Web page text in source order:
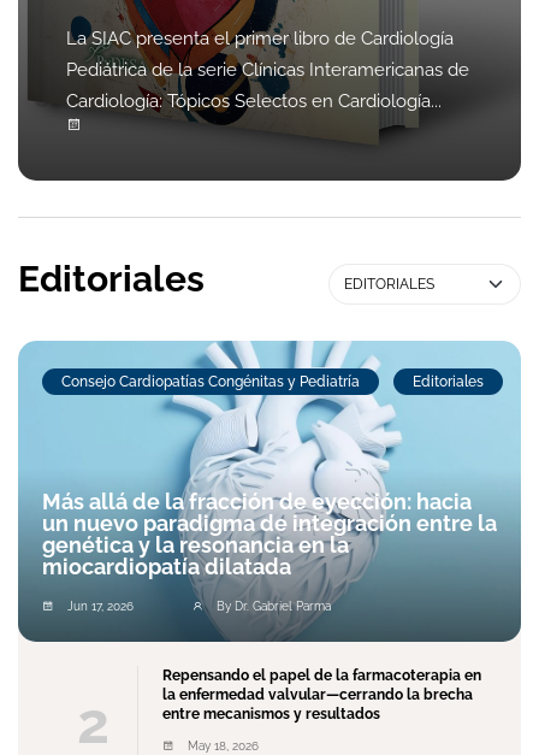
La SIAC presenta el primer libro de Cardiología
Pediátrica de la serie Clínicas Interamericanas de
Cardiología: Tópicos Selectos en Cardiología...
Editoriales
Consejo Cardiopatías Congénitas y Pediatría Editoriales
Más allá de la fracción de eyección: hacia
un nuevo paradigma de integración entre la
genética y la resonancia en la
miocardiopatía dilatada
Jun 17, 2026 By Dr. Gabriel Parma
2
Repensando el papel de la farmacoterapia en
la enfermedad valvular—cerrando la brecha
entre mecanismos y resultados
May 18, 2026